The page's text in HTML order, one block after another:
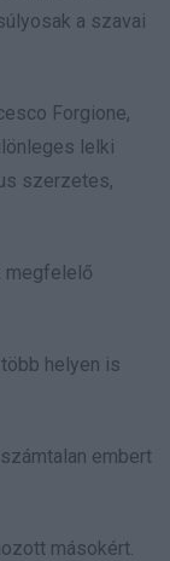
a szavai
Forgione,
lelki
szerzetes,
megfelelő
helyen is
embert
másokért.